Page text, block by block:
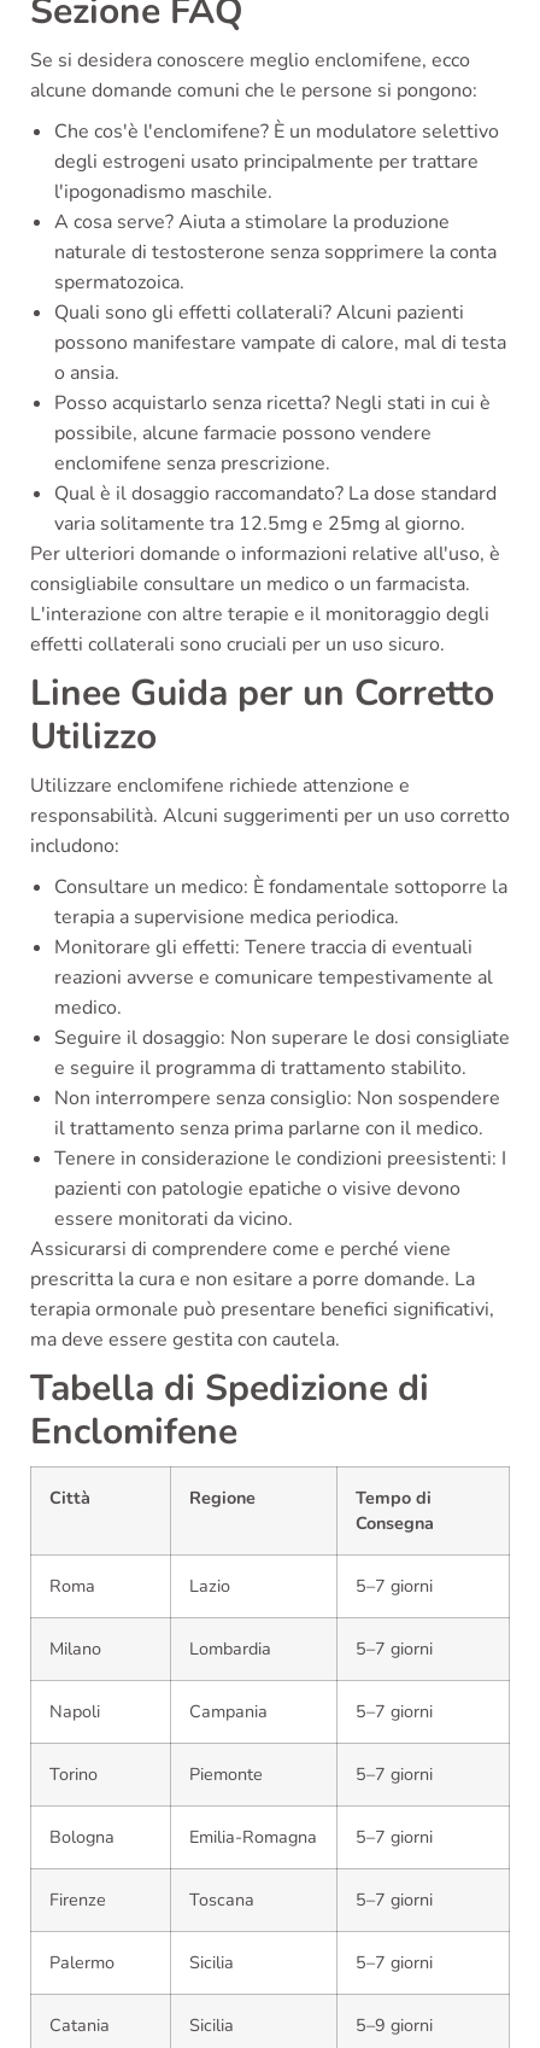
Sezione FAQ
Se si desidera conoscere meglio enclomifene, ecco
alcune domande comuni che le persone si pongono:
Che cos'è l'enclomifene? È un modulatore selettivo
degli estrogeni usato principalmente per trattare
l'ipogonadismo maschile.
A cosa serve? Aiuta a stimolare la produzione
naturale di testosterone senza sopprimere la conta
spermatozoica.
Quali sono gli effetti collaterali? Alcuni pazienti
possono manifestare vampate di calore, mal di testa
o ansia.
Posso acquistarlo senza ricetta? Negli stati in cui è
possibile, alcune farmacie possono vendere
enclomifene senza prescrizione.
Qual è il dosaggio raccomandato? La dose standard
varia solitamente tra 12.5mg e 25mg al giorno.
Per ulteriori domande o informazioni relative all'uso, è
consigliabile consultare un medico o un farmacista.
L'interazione con altre terapie e il monitoraggio degli
effetti collaterali sono cruciali per un uso sicuro.
Linee Guida per un Corretto
Utilizzo
Utilizzare enclomifene richiede attenzione e
responsabilità. Alcuni suggerimenti per un uso corretto
includono:
Consultare un medico: È fondamentale sottoporre la
terapia a supervisione medica periodica.
Monitorare gli effetti: Tenere traccia di eventuali
reazioni avverse e comunicare tempestivamente al
medico.
Seguire il dosaggio: Non superare le dosi consigliate
e seguire il programma di trattamento stabilito.
Non interrompere senza consiglio: Non sospendere
il trattamento senza prima parlarne con il medico.
Tenere in considerazione le condizioni preesistenti: I
pazienti con patologie epatiche o visive devono
essere monitorati da vicino.
Assicurarsi di comprendere come e perché viene
prescritta la cura e non esitare a porre domande. La
terapia ormonale può presentare benefici significativi,
ma deve essere gestita con cautela.
Tabella di Spedizione di
Enclomifene
Città Regione
Tempo di
Consegna
Roma Lazio 5–7 giorni
Milano Lombardia 5–7 giorni
Napoli Campania 5–7 giorni
Torino Piemonte 5–7 giorni
Bologna Emilia-Romagna 5–7 giorni
Firenze Toscana 5–7 giorni
Palermo Sicilia 5–7 giorni
Catania Sicilia 5–9 giorni